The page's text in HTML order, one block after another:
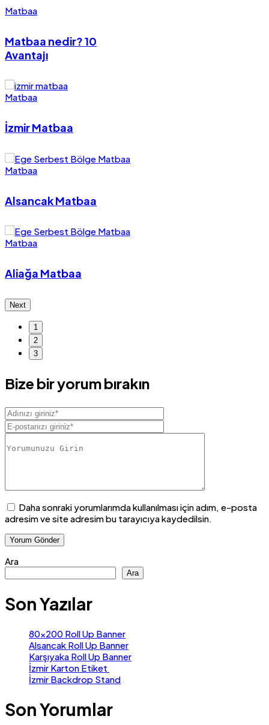
Matbaa
Matbaa nedir? 10
Avantajı
Matbaa
İzmir Matbaa
Matbaa
Alsancak Matbaa
Matbaa
Aliağa Matbaa
Next
1
2
3
Bize bir yorum bırakın
Daha sonraki yorumlarımda kullanılması için adım, e-posta
adresim ve site adresim bu tarayıcıya kaydedilsin.
Ara
Ara
Son Yazılar
80×200 Roll Up Banner
Alsancak Roll Up Banner
Karşıyaka Roll Up Banner
İzmir Karton Etiket
İzmir Backdrop Stand
Son Yorumlar